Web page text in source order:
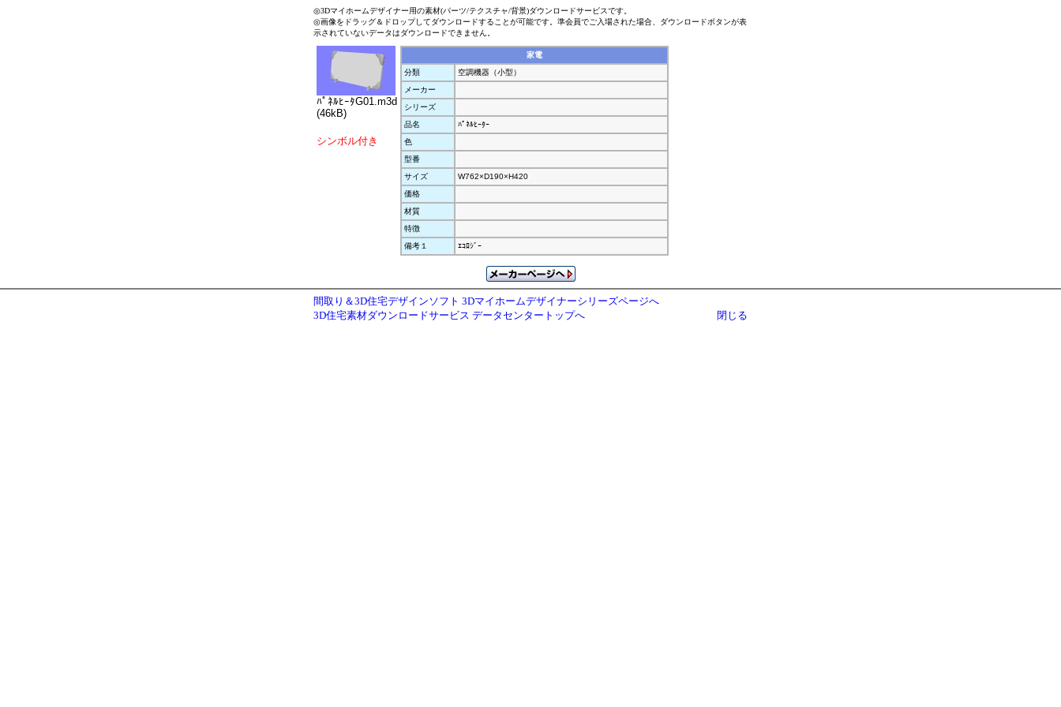
◎3Dマイホームデザイナー用の素材(パーツ/テクスチャ/背景)ダウンロードサービスです。
◎画像をドラッグ＆ドロップしてダウンロードすることが可能です。準会員でご入場された場合、ダウンロードボタンが表
示されていないデータはダウンロードできません。
ﾊﾟﾈﾙﾋｰﾀG01.m3d
(46kB)
シンボル付き
家電
分類
空調機器（小型）
メーカー
シリーズ
品名
ﾊﾟﾈﾙﾋｰﾀｰ
色
型番
サイズ
W762×D190×H420
価格
材質
特徴
備考１
ｴｺﾛｼﾞｰ
間取り＆3D住宅デザインソフト 3Dマイホームデザイナーシリーズページへ
3D住宅素材ダウンロードサービス データセンタートップへ
閉じる